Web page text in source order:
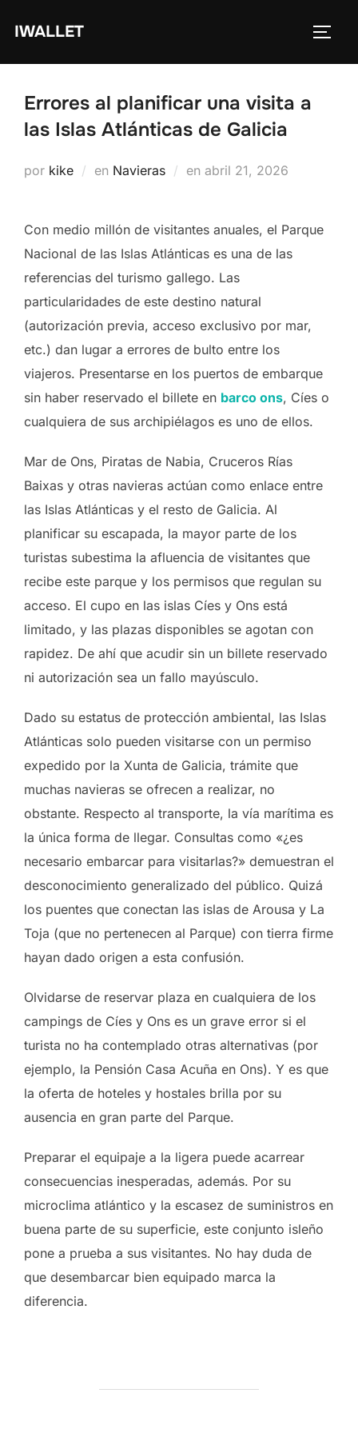
IWALLET
Errores al planificar una visita a
las Islas Atlánticas de Galicia
por kike en Navieras en Publicado
abril 21, 2026
Con medio millón de visitantes anuales, el Parque
Nacional de las Islas Atlánticas es una de las
referencias del turismo gallego. Las
particularidades de este destino natural
(autorización previa, acceso exclusivo por mar,
etc.) dan lugar a errores de bulto entre los
viajeros. Presentarse en los puertos de embarque
sin haber reservado el billete en barco ons, Cíes o
cualquiera de sus archipiélagos es uno de ellos.
Mar de Ons, Piratas de Nabia, Cruceros Rías
Baixas y otras navieras actúan como enlace entre
las Islas Atlánticas y el resto de Galicia. Al
planificar su escapada, la mayor parte de los
turistas subestima la afluencia de visitantes que
recibe este parque y los permisos que regulan su
acceso. El cupo en las islas Cíes y Ons está
limitado, y las plazas disponibles se agotan con
rapidez. De ahí que acudir sin un billete reservado
ni autorización sea un fallo mayúsculo.
Dado su estatus de protección ambiental, las Islas
Atlánticas solo pueden visitarse con un permiso
expedido por la Xunta de Galicia, trámite que
muchas navieras se ofrecen a realizar, no
obstante. Respecto al transporte, la vía marítima es
la única forma de llegar. Consultas como «¿es
necesario embarcar para visitarlas?» demuestran el
desconocimiento generalizado del público. Quizá
los puentes que conectan las islas de Arousa y La
Toja (que no pertenecen al Parque) con tierra firme
hayan dado origen a esta confusión.
Olvidarse de reservar plaza en cualquiera de los
campings de Cíes y Ons es un grave error si el
turista no ha contemplado otras alternativas (por
ejemplo, la Pensión Casa Acuña en Ons). Y es que
la oferta de hoteles y hostales brilla por su
ausencia en gran parte del Parque.
Preparar el equipaje a la ligera puede acarrear
consecuencias inesperadas, además. Por su
microclima atlántico y la escasez de suministros en
buena parte de su superficie, este conjunto isleño
pone a prueba a sus visitantes. No hay duda de
que desembarcar bien equipado marca la
diferencia.